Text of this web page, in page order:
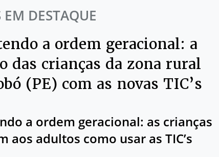
EM DESTAQUE
a ordem geracional: a
das crianças da zona rural
(PE) com as novas TIC’s
a ordem geracional: as crianças
aos adultos como usar as TIC’s